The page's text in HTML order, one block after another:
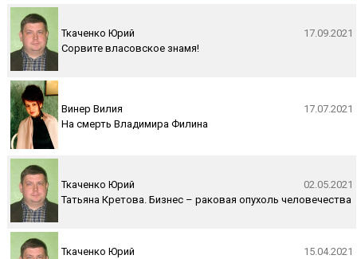
Ткаченко Юрий
17.09.2021
Сорвите власовское знамя!
Винер Вилия
17.07.2021
На смерть Владимира Филина
Ткаченко Юрий
02.05.2021
Татьяна Кретова. Бизнес – раковая опухоль человечества
Ткаченко Юрий
15.04.2021